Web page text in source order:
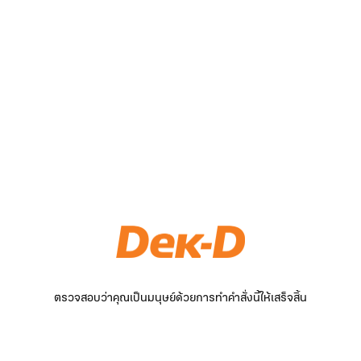
ตรวจสอบว่าคุณเป็นมนุษย์ด้วยการทำคำสั่งนี้ให้เสร็จสิ้น